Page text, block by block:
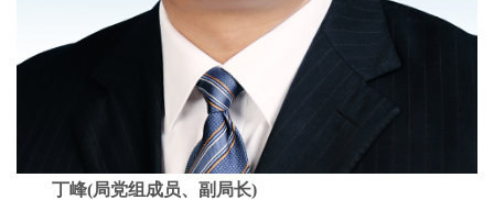
丁峰(局党组成员、副局长)